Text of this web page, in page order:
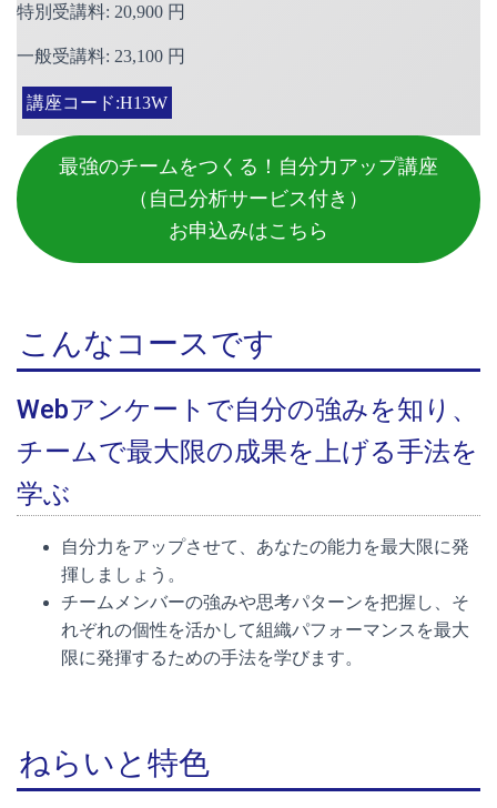
特別受講料: 20,900 円
一般受講料: 23,100 円
講座コード:H13W
最強のチームをつくる！自分力アップ講座
（自己分析サービス付き）
お申込みはこちら
こんなコースです
Webアンケートで自分の強みを知り、
チームで最大限の成果を上げる手法を
学ぶ
自分力をアップさせて、あなたの能力を最大限に発
揮しましょう。
チームメンバーの強みや思考パターンを把握し、そ
れぞれの個性を活かして組織パフォーマンスを最大
限に発揮するための手法を学びます。
ねらいと特色